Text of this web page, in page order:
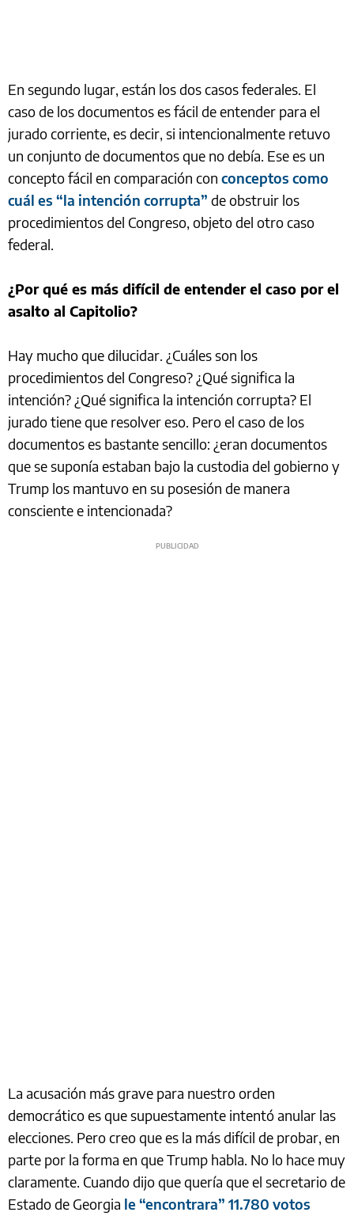
En segundo lugar, están los dos casos federales. El
caso de los documentos es fácil de entender para el
jurado corriente, es decir, si intencionalmente retuvo
un conjunto de documentos que no debía. Ese es un
concepto fácil en comparación con conceptos como
cuál es “la intención corrupta” de obstruir los
procedimientos del Congreso, objeto del otro caso
federal.
¿Por qué es más difícil de entender el caso por el
asalto al Capitolio?
Hay mucho que dilucidar. ¿Cuáles son los
procedimientos del Congreso? ¿Qué significa la
intención? ¿Qué significa la intención corrupta? El
jurado tiene que resolver eso. Pero el caso de los
documentos es bastante sencillo: ¿eran documentos
que se suponía estaban bajo la custodia del gobierno y
Trump los mantuvo en su posesión de manera
consciente e intencionada?
La acusación más grave para nuestro orden
democrático es que supuestamente intentó anular las
elecciones. Pero creo que es la más difícil de probar, en
parte por la forma en que Trump habla. No lo hace muy
claramente. Cuando dijo que quería que el secretario de
Estado de Georgia le “encontrara” 11.780 votos